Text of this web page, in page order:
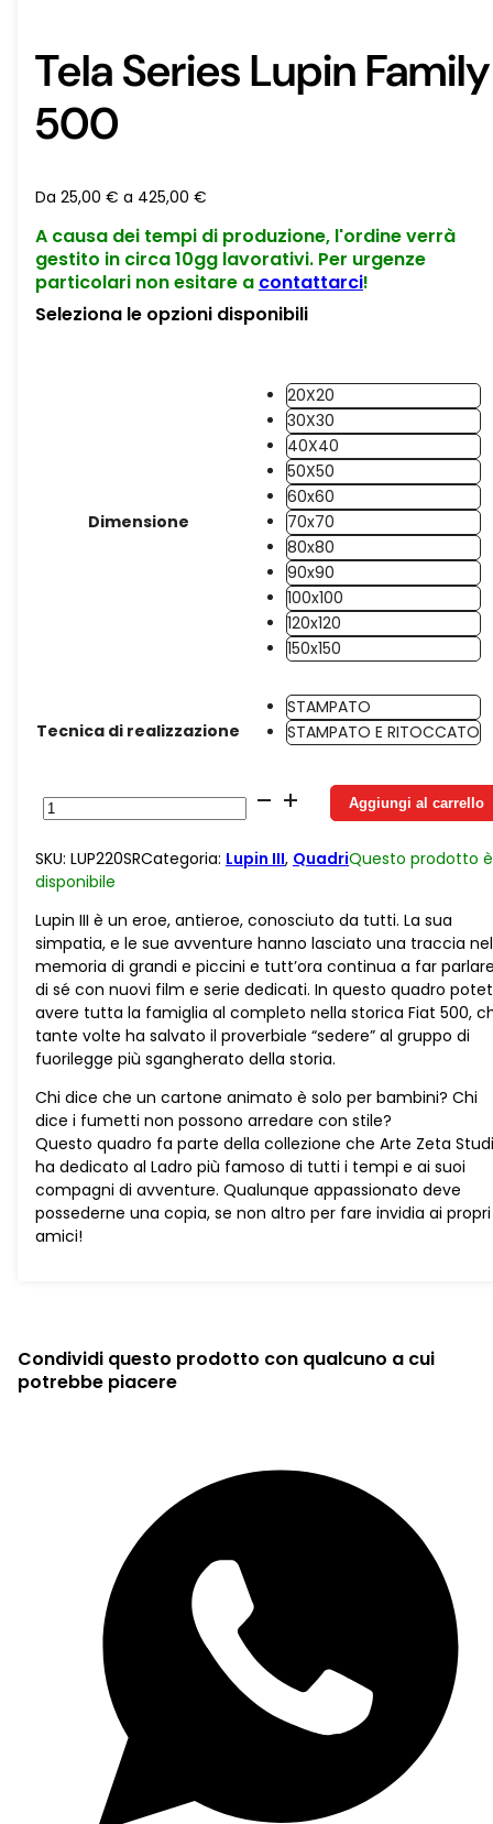
Tela Series Lupin Family
500
Da 25,00 € a 425,00 €
A causa dei tempi di produzione, l'ordine verrà
gestito in circa 10gg lavorativi. Per urgenze
particolari non esitare a contattarci!
Seleziona le opzioni disponibili
Dimensione
20X20
30X30
40X40
50X50
60x60
70x70
80x80
90x90
100x100
120x120
150x150
Tecnica di realizzazione
STAMPATO
STAMPATO E RITOCCATO
Tela
Series
Family
500
quantità
Aggiungi al carrello
SKU: LUP220SRCategoria: Lupin III, QuadriQuesto prodotto è
disponibile
Lupin III è un eroe, antieroe, conosciuto da tutti. La sua
simpatia, e le sue avventure hanno lasciato una traccia
memoria di grandi e piccini e tutt’ora continua a far
di sé con nuovi film e serie dedicati. In questo quadro
avere tutta la famiglia al completo nella storica Fiat 500,
tante volte ha salvato il proverbiale “sedere” al gruppo di
fuorilegge più sgangherato della storia.
Chi dice che un cartone animato è solo per bambini? Chi
dice i fumetti non possono arredare con stile?
Questo quadro fa parte della collezione che Arte Zeta
ha dedicato al Ladro più famoso di tutti i tempi e ai suoi
compagni di avventure. Qualunque appassionato deve
possederne una copia, se non altro per fare invidia ai propri
amici!
Condividi questo prodotto con qualcuno a cui
potrebbe piacere